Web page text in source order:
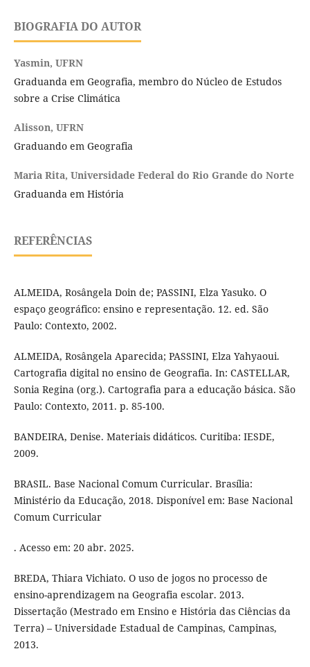
BIOGRAFIA DO AUTOR
Yasmin, UFRN
Graduanda em Geografia, membro do Núcleo de Estudos
sobre a Crise Climática
Alisson, UFRN
Graduando em Geografia
Maria Rita, Universidade Federal do Rio Grande do Norte
Graduanda em História
REFERÊNCIAS
ALMEIDA, Rosângela Doin de; PASSINI, Elza Yasuko. O
espaço geográfico: ensino e representação. 12. ed. São
Paulo: Contexto, 2002.
ALMEIDA, Rosângela Aparecida; PASSINI, Elza Yahyaoui.
Cartografia digital no ensino de Geografia. In: CASTELLAR,
Sonia Regina (org.). Cartografia para a educação básica. São
Paulo: Contexto, 2011. p. 85-100.
BANDEIRA, Denise. Materiais didáticos. Curitiba: IESDE,
2009.
BRASIL. Base Nacional Comum Curricular. Brasília:
Ministério da Educação, 2018. Disponível em: Base Nacional
Comum Curricular
. Acesso em: 20 abr. 2025.
BREDA, Thiara Vichiato. O uso de jogos no processo de
ensino-aprendizagem na Geografia escolar. 2013.
Dissertação (Mestrado em Ensino e História das Ciências da
Terra) – Universidade Estadual de Campinas, Campinas,
2013.